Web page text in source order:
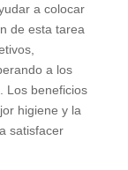
a colocar
de esta tarea
a los
Los beneficios
higiene y la
satisfacer